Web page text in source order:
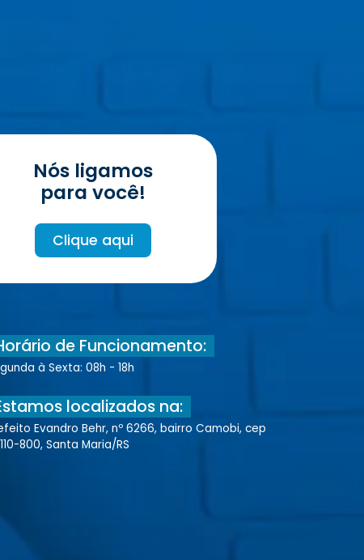
Nós ligamos
para você!
Clique aqui
de Funcionamento:
à Sexta: 08h - 18h
localizados na:
Evandro Behr, nº 6266, bairro Camobi, cep
800, Santa Maria/RS